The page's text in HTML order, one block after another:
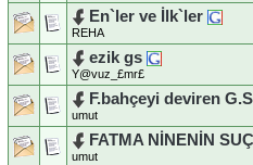
En`ler ve İlk`ler
REHA
ezik gs
Y@vuz_£mr£
F.bahçeyi deviren
umut
FATMA NİNENİN
umut